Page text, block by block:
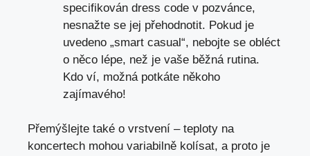
specifikován dress code v pozvánce,
nesnažte se jej přehodnotit. Pokud je
uvedeno „smart casual“, nebojte se obléct
o něco lépe, než je vaše běžná rutina.
Kdo ví, možná potkáte někoho
zajímavého!
Přemýšlejte také o vrstvení – teploty na
koncertech mohou variabilně kolísat, a proto je